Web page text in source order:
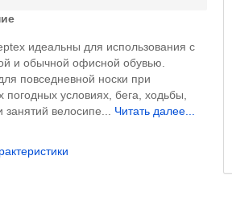
идеальны для использования с
и обычной офисной обувью.
повседневной носки при
погодных условиях, бега, ходьбы,
занятий велосипе... Читать далее...